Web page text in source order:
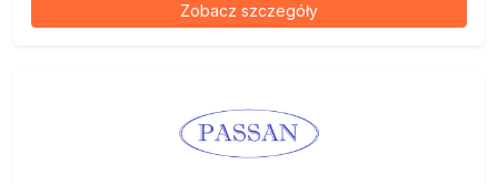
Zobacz szczegóły